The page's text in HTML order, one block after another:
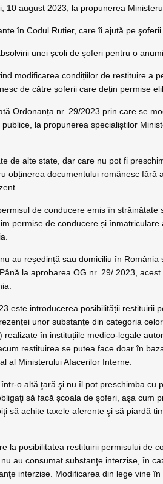
august 2023, la propunerea
în Codul Rutier, care îi ajută pe şoferii
unei şcoli de şoferi pentru o
modificarea condițiilor de restituire a
de către șoferii care dețin permise
Ordonanța nr. 29/2023 prin care se
la propunerea specialiștilor
de alte state, dar care nu pot fi
obținerea documentului românesc fără
de conducere emis în străinătate
permise de conducere și înmatriculare
au reședință sau domiciliu în
la aprobarea OG nr. 29/ 2023,
este introducerea posibilității restituirii
unor substanțe din categoria
în instituțiile medico-legale
restituirea se putea face doar în
al Ministerului Afacerilor Interne.
o altă ţară şi nu îl pot preschimba cu
să facă şcoala de şoferi, aşa cum
să achite taxele aferente şi să piardă
la posibilitatea restituirii permisului de
au consumat substanţe interzise, în
interzise. Modificarea din lege vine